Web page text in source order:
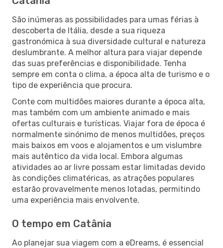
São inúmeras as possibilidades para umas férias à
descoberta de Itália, desde a sua riqueza
gastronómica à sua diversidade cultural e natureza
deslumbrante. A melhor altura para viajar depende
das suas preferências e disponibilidade. Tenha
sempre em conta o clima, a época alta de turismo e o
tipo de experiência que procura.
Conte com multidões maiores durante a época alta,
mas também com um ambiente animado e mais
ofertas culturais e turísticas. Viajar fora de época é
normalmente sinónimo de menos multidões, preços
mais baixos em voos e alojamentos e um vislumbre
mais autêntico da vida local. Embora algumas
atividades ao ar livre possam estar limitadas devido
às condições climatéricas, as atrações populares
estarão provavelmente menos lotadas, permitindo
uma experiência mais envolvente.
O tempo em Catânia
Ao planejar sua viagem com a eDreams, é essencial